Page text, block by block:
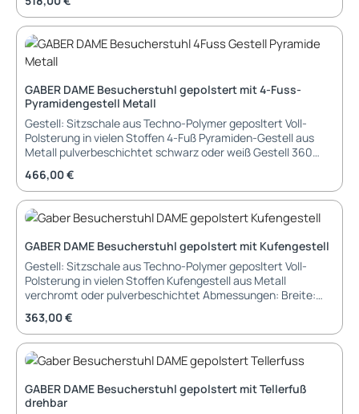
Lieferung und Montage: teilmontiert in Kartonage verpackt,
Sitzschale und Füße müssen noch verbunden werden
GABER DAME Besucherstuhl gepolstert mit 4-Fuss-
Pyramidengestell Metall
Gestell: Sitzschale aus Techno-Polymer geposltert Voll-
Polsterung in vielen Stoffen 4-Fuß Pyramiden-Gestell aus
Metall pulverbeschichtet schwarz oder weiß Gestell 360
Grad drehbar Abmessungen: Breite: 72,5 cm Tiefe: 72,5 cm
Höhe: 77 cm Sitzhöhe: 46 cm Lieferung und Montage:
teilmontiert in Kartonage verpackt, Sitzschale und Füße
müssen noch verbunden werden
Regulärer Preis:
466,00 €
GABER DAME Besucherstuhl gepolstert mit Kufengestell
Gestell: Sitzschale aus Techno-Polymer geposltert Voll-
Polsterung in vielen Stoffen Kufengestell aus Metall
verchromt oder pulverbeschichtet Abmessungen: Breite:
57,5 cm Tiefe: 52 cm Höhe: 77 cm Sitzhöhe: 46 cm Lieferung
und Montage: teilmontiert in Kartonage verpackt,
Sitzschale und Füße müssen noch verbunden werden
Regulärer Preis:
363,00 €
GABER DAME Besucherstuhl gepolstert mit Tellerfuß
drehbar